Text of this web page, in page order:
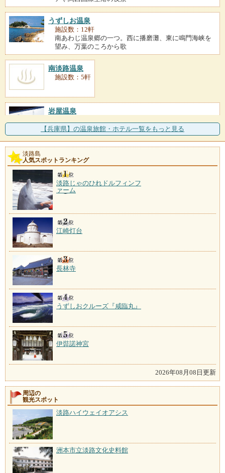
うずしお温泉
施設数：12軒
南あわじ温泉郷の一つ。西に播磨灘、東に鳴門海峡を
望み、万葉のころから歌
南淡路温泉
施設数：5軒
岩屋温泉
十数年前ボーリングに成功した温泉で、島内では老舗
格。岩屋大和島海岸の地
東浦花の湯
施設数：1軒
平成13年に開湯した温泉で、公共施設「東浦サンパー
ク」が湯元。併設施設
【兵庫県】の温泉旅館・ホテル一覧をもっと見る
淡路島
人気スポットランキング
淡路じゃのひれドルフィンフ
ァーム
江崎灯台
長林寺
うずしおクルーズ『咸臨丸』
伊弉諾神宮
2026年08月08日更新
周辺の
観光スポット
淡路ハイウェイオアシス
洲本市立淡路文化史料館